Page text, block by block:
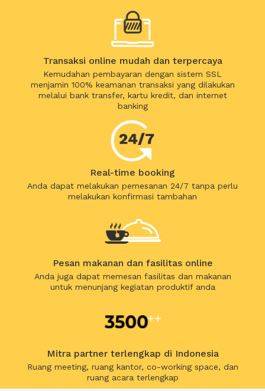
Transaksi online mudah dan terpercaya
Kemudahan pembayaran dengan sistem SSL
menjamin 100% keamanan transaksi yang dilakukan
melalui bank transfer, kartu kredit, dan internet
banking
Real-time booking
Anda dapat melakukan pemesanan 24/7 tanpa perlu
melakukan konfirmasi tambahan
Pesan makanan dan fasilitas online
Anda juga dapat memesan fasilitas dan makanan
untuk menunjang kegiatan produktif anda
Mitra partner terlengkap di Indonesia
Ruang meeting, ruang kantor, co-working space, dan
ruang acara terlengkap